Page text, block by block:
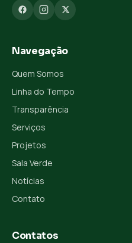
Navegação
Quem Somos
Linha do Tempo
Transparência
Serviços
Projetos
Sala Verde
Notícias
Contato
Contatos